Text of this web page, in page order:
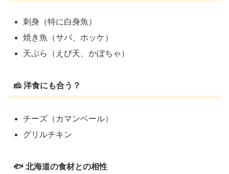
刺身（特に白身魚）
焼き魚（サバ、ホッケ）
天ぷら（えび天、かぼちゃ）
🧀 洋食にも合う？
チーズ（カマンベール）
グリルチキン
🐟 北海道の食材との相性